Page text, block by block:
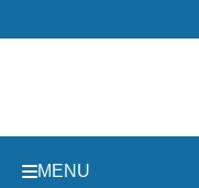
al
MENU